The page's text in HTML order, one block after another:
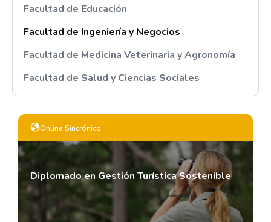
Facultad de Educación
Facultad de Ingeniería y Negocios
Facultad de Medicina Veterinaria y Agronomía
Facultad de Salud y Ciencias Sociales
Online Sincrónico
Diplomado en Gestión Turística Sostenible